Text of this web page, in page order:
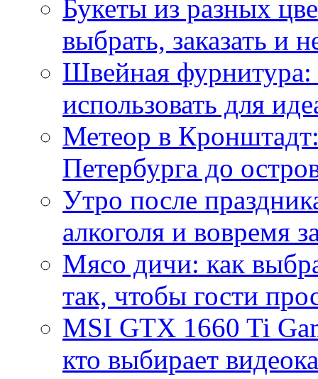
Букеты из разных
выбрать, заказать и
Швейная фурнитура:
использовать для
Метеор в
Петербурга до
Утро после
алкоголя и вовремя
Мясо дичи: как
так, чтобы гости
MSI GTX 1660 Ti
кто выбирает